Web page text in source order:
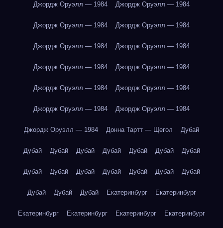
Джордж Оруэлл — 1984 Джордж Оруэлл — 1984
Джордж Оруэлл — 1984 Джордж Оруэлл — 1984
Джордж Оруэлл — 1984 Джордж Оруэлл — 1984
Джордж Оруэлл — 1984 Джордж Оруэлл — 1984
Джордж Оруэлл — 1984 Джордж Оруэлл — 1984
Джордж Оруэлл — 1984 Джордж Оруэлл — 1984
Джордж Оруэлл — 1984 Донна Тартт — Щегол Дубай
Дубай Дубай Дубай Дубай Дубай Дубай Дубай
Дубай Дубай Дубай Дубай Дубай Дубай Дубай
Дубай Дубай Дубай Екатеринбург Екатеринбург
Екатеринбург Екатеринбург Екатеринбург Екатеринбург